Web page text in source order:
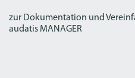
zur Dokumentation und
audatis MANAGER